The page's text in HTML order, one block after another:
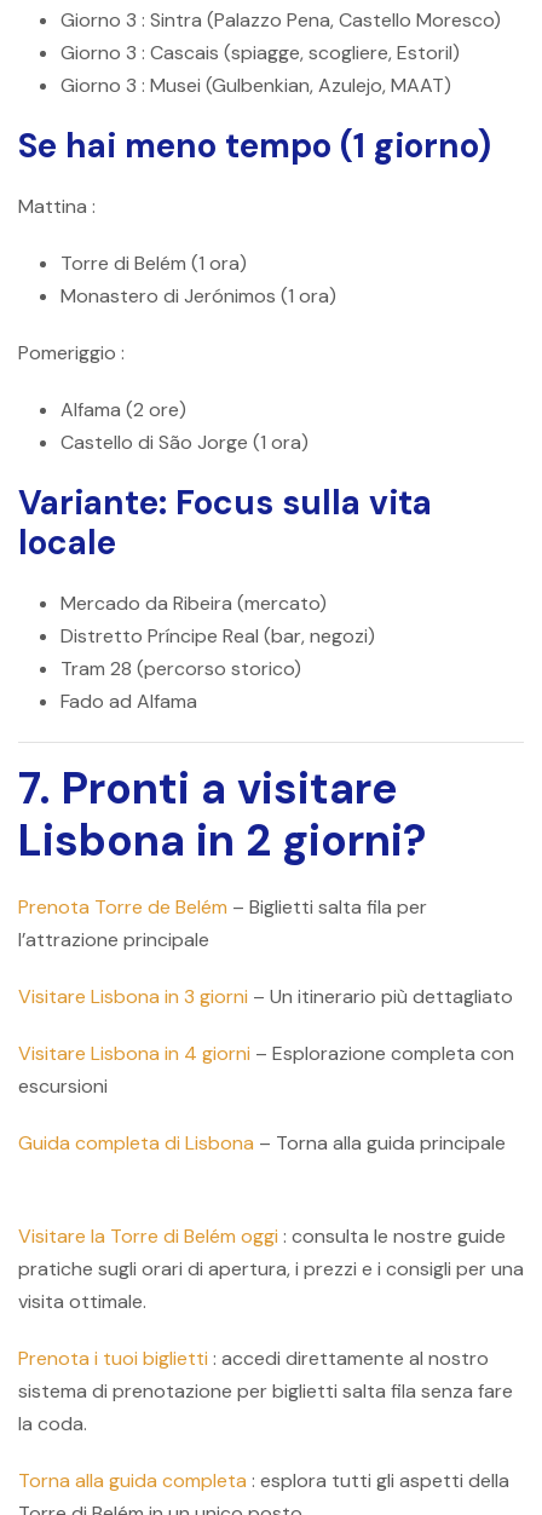
Giorno 3 : Sintra (Palazzo Pena, Castello Moresco)
Giorno 3 : Cascais (spiagge, scogliere, Estoril)
Giorno 3 : Musei (Gulbenkian, Azulejo, MAAT)
Se hai meno tempo (1 giorno)
Mattina :
Torre di Belém (1 ora)
Monastero di Jerónimos (1 ora)
Pomeriggio :
Alfama (2 ore)
Castello di São Jorge (1 ora)
Variante: Focus sulla vita
locale
Mercado da Ribeira (mercato)
Distretto Príncipe Real (bar, negozi)
Tram 28 (percorso storico)
Fado ad Alfama
7. Pronti a visitare
Lisbona in 2 giorni?
Prenota Torre de Belém – Biglietti salta fila per
l’attrazione principale
Visitare Lisbona in 3 giorni – Un itinerario più dettagliato
Visitare Lisbona in 4 giorni – Esplorazione completa con
escursioni
Guida completa di Lisbona – Torna alla guida principale
Visitare la Torre di Belém oggi : consulta le nostre guide
pratiche sugli orari di apertura, i prezzi e i consigli per una
visita ottimale.
Prenota i tuoi biglietti : accedi direttamente al nostro
sistema di prenotazione per biglietti salta fila senza fare
la coda.
Torna alla guida completa : esplora tutti gli aspetti della